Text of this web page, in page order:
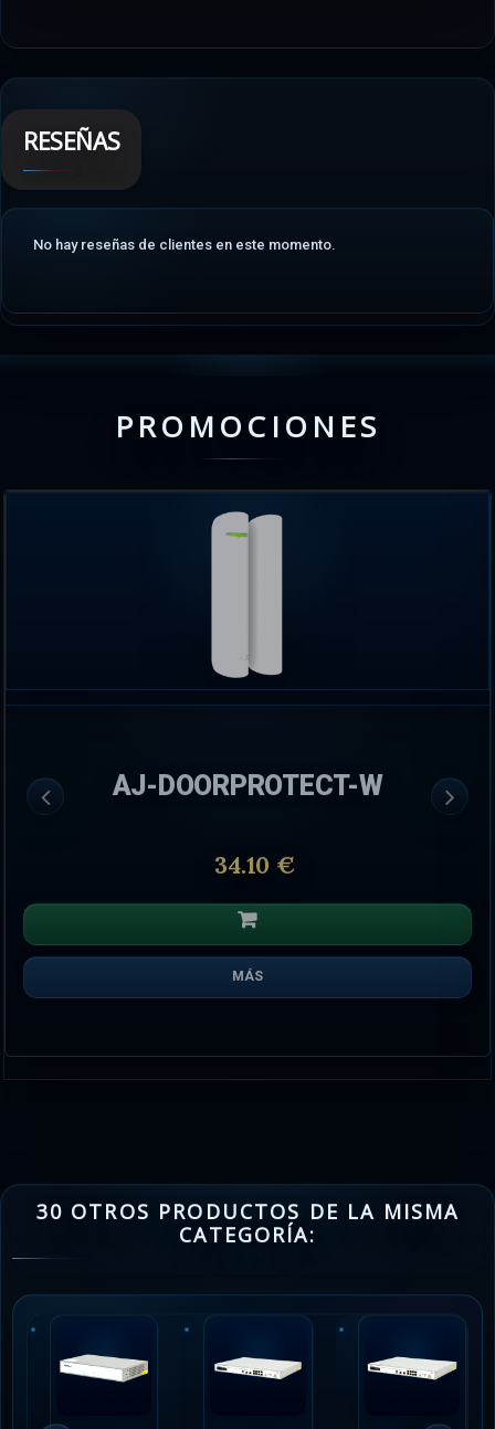
RESEÑAS
No hay reseñas de clientes en este momento.
PROMOCIONES
AJ-DOORPROTECT-W
34.10 €
MÁS
30 OTROS PRODUCTOS DE LA MISMA
CATEGORÍA: